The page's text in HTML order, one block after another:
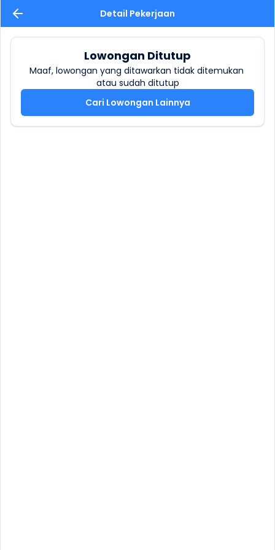
Detail Pekerjaan
Lowongan Ditutup
Maaf, lowongan yang ditawarkan tidak ditemukan
atau sudah ditutup
Cari Lowongan Lainnya